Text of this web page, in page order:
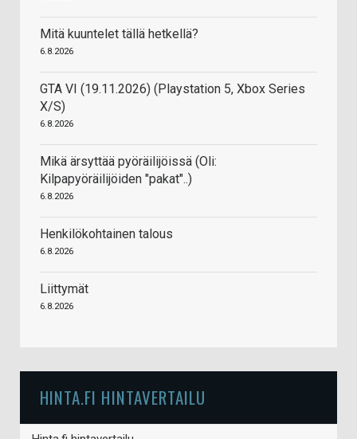
Mitä kuuntelet tällä hetkellä?
6.8.2026
GTA VI (19.11.2026) (Playstation 5, Xbox Series
X/S)
6.8.2026
Mikä ärsyttää pyöräilijöissä (Oli:
Kilpapyöräilijöiden "pakat"..)
6.8.2026
Henkilökohtainen talous
6.8.2026
Liittymät
6.8.2026
HINTA.FI HINTAVERTAILU